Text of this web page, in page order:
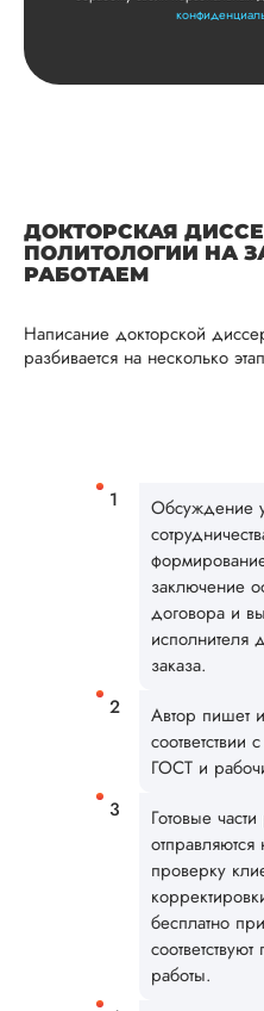
ДОКТОРСКАЯ
ПОЛИТОЛОГИИ НА
РАБОТАЕМ
Написание докторской
разбивается на несколько
Обсуждение
заключение
договора и
исполнителя
заказа.
Автор пишет
соответствии
ГОСТ и
Готовые
отправляются
проверку
бесплатно
работы.